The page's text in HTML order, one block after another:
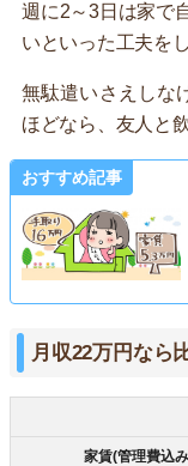
週に2～3日は家で
いといった工夫を
無駄遣いさえしな
ほどなら、友人と
おすすめ記事
月収22万円なら
家賃(管理費込